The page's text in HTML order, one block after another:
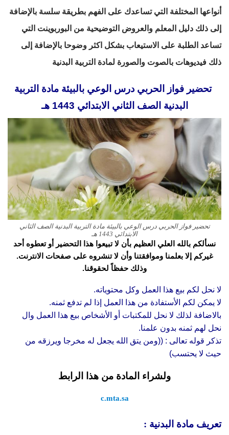
أنواعها المختلفة التي تساعدك على الفهم بطريقة سلسة بالإضافة
إلى ذلك دليل المعلم والعروض التوضيحية من البوربوينت التي
تساعد الطلبة على الاستيعاب بشكل اكثر وضوحا بالإضافة إلى
ذلك فيديوهات بالصوت والصورة لمادة التربية البدنية
تحضير فواز الحربي درس الوعي بالبيئة مادة التربية
البدنية الصف الثاني الابتدائي 1443 هـ
تحضير فواز الحربي درس الوعي بالبيئة مادة التربية البدنية الصف الثاني
الابتدائي 1443 هـ
نسألكم بالله العلي العظيم بأن لا تبيعوا هذا التحضير أو تعطوه أحد
غيركم إلا بعلمنا وموافقتنا وأن لا تنشروه على صفحات الانترنت.
وذلك حفظاً لحقوقنا.
لا نحل لكم بيع هذا العمل وكل محتوياته.
لا يمكن لكم الأستفادة من هذا العمل إذا لم تدفع ثمنه.
بالاضافة لذلك لا نحل للمكتبات أو الأشخاص بيع هذا العمل وال
نحل لهم ثمنه بدون علمنا.
تذكر قوله تعالى : ((ومن يتق الله يجعل له مخرجا ويرزقه من
حيث لا يحتسب)
ولشراء المادة من هذا الرابط
c.mta.sa
تعريف مادة البدنية :